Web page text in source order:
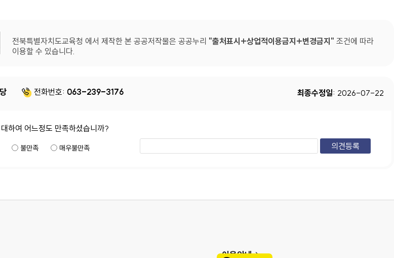
전북특별자치도교육청 에서 제작한 본 공공저작물은 공공누리 출처표시+상업적이용금지+변경금지
조건에 따라
이용할 수 있습니다.
전화번호: 063-239-3176 최종수정일: 2026-07-22
하여 어느정도 만족하셨습니까?
불만족 매우불만족
이용안내